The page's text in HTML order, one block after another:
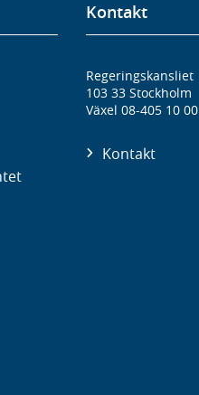
Kontakt
Regeringskansliet
103 33 Stockholm
Växel 08-405 10 00
Kontakt